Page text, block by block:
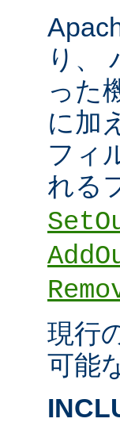
り、
った
に加
フィ
れる
現行
可能